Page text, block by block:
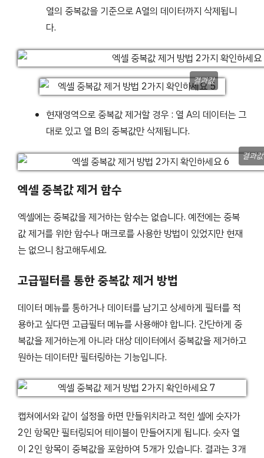
열의 중복값을 기준으로 A열의 데이터까지 삭제됩니
다.
결과값
현재영역으로 중복값 제거할 경우 : 열 A의 데이터는 그
대로 있고 열 B의 중복값만 삭제됩니다.
결과값
엑셀 중복값 제거 함수
엑셀에는 중복값을 제거하는 함수는 없습니다. 예전에는 중복
값 제거를 위한 함수나 매크로를 사용한 방법이 있었지만 현재
는 없으니 참고해두세요.
고급필터를 통한 중복값 제거 방법
데이터 메뉴를 통하거나 데이터를 남기고 상세하게 필터를 적
용하고 싶다면 고급필터 메뉴를 사용해야 합니다. 간단하게 중
복값을 제거하는게 아니라 대상 데이터에서 중복값을 제거하고
원하는 데이터만 필터링하는 기능입니다.
캡쳐에서와 같이 설정을 하면 만들위치라고 적힌 셀에 숫자가
2인 항목만 필터링되어 테이블이 만들어지게 됩니다. 숫자 열
이 2인 항목이 중복값을 포함하여 5개가 있습니다. 결과는 3개